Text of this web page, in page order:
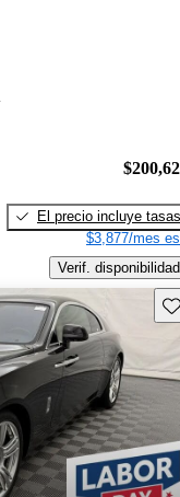
El precio incluye tasas
$3,877/mes
Verif. disponibilidad